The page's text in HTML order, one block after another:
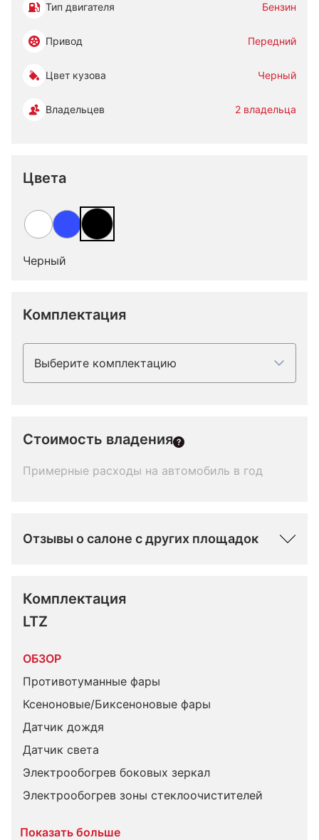
Тип двигателя Бензин
Привод Передний
Цвет кузова Черный
Владельцев 2 владельца
Цвета
Черный
Комплектация
Выберите комплектацию
Стоимость владения
Примерные расходы на автомобиль в год
Отзывы о салоне с других площадок
Комплектация
LTZ
ОБЗОР
Противотуманные фары
Ксеноновые/Биксеноновые фары
Датчик дождя
Датчик света
Электрообогрев боковых зеркал
Электрообогрев зоны стеклоочистителей
Показать больше